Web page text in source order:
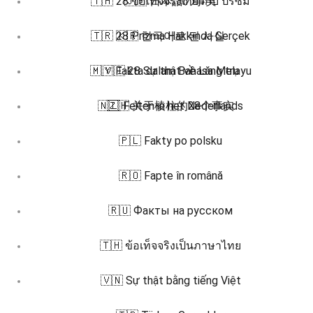
🇹🇷 28 Prizma Hakkında Gerçek
🇻🇮 28 Sự thật về Lăng trụ
🇿🇭 关于棱柱的28个事实
🇰🇷 한국어로 된 사실
🇲🇾 Fakta dalam Bahasa Melayu
🇳🇱 Feiten in het Nederlands
🇵🇱 Fakty po polsku
🇷🇴 Fapte în română
🇷🇺 Факты на русском
🇹🇭 ข้อเท็จจริงเป็นภาษาไทย
🇻🇳 Sự thật bằng tiếng Việt